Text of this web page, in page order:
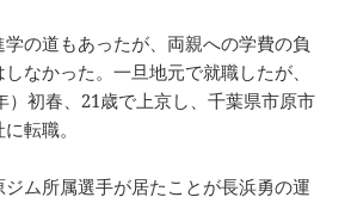
の道もあったが、両親への学費の負
なかった。一旦地元で就職したが、
）初春、21歳で上京し、千葉県市原市
転職。
ム所属選手が居たことが長浜勇の運